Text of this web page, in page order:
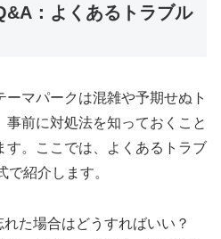
：よくあるトラブル
ーマパークは混雑や予期せぬト
事前に対処法を知っておくこと
す。ここでは、よくあるトラブ
紹介します。
た場合はどうすればいい？